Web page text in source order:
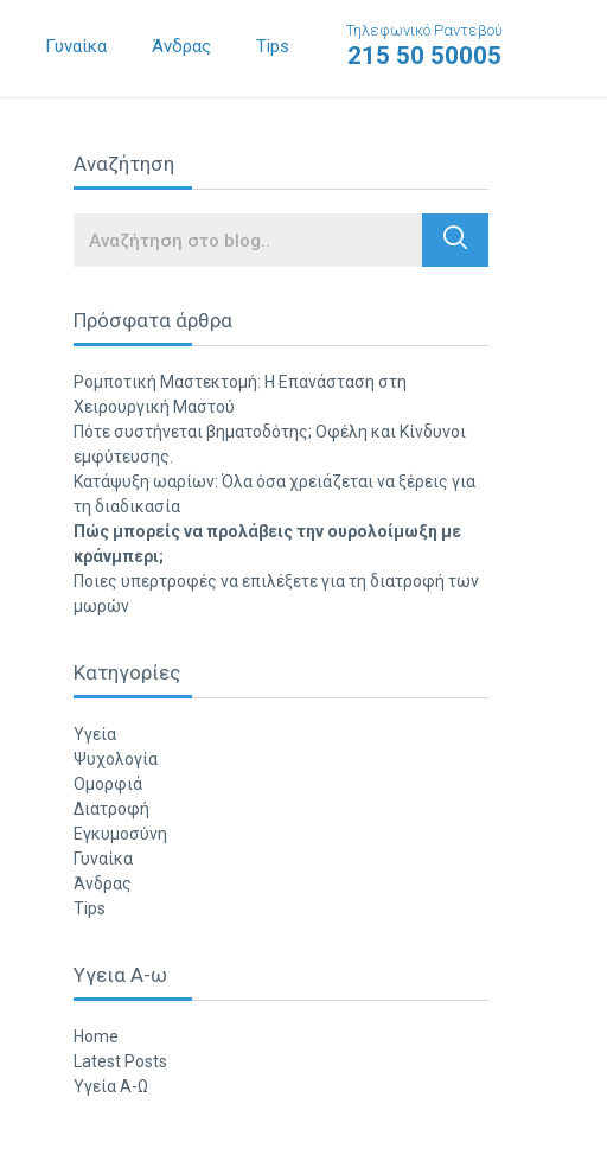
Γυναίκα Άνδρας Tips
Τηλεφωνικό Ραντεβού
215 50 50005
Αναζήτηση
Search
Πρόσφατα άρθρα
Ρομποτική Μαστεκτομή: Η Επανάσταση στη
Χειρουργική Μαστού
Πότε συστήνεται βηματοδότης; Οφέλη και Κίνδυνοι
εμφύτευσης.
Κατάψυξη ωαρίων: Όλα όσα χρειάζεται να ξέρεις για
τη διαδικασία
Πώς μπορείς να προλάβεις την ουρολοίμωξη με
κράνμπερι;
Ποιες υπερτροφές να επιλέξετε για τη διατροφή των
μωρών
Κατηγορίες
Υγεία
Ψυχολογία
Ομορφιά
Διατροφή
Εγκυμοσύνη
Γυναίκα
Άνδρας
Tips
Υγεια Α-ω
Home
Latest Posts
Υγεία Α-Ω